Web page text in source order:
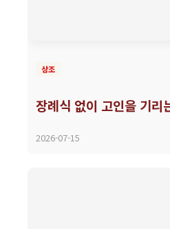
상조
장례식 없이 고인을 기리
2026-07-15